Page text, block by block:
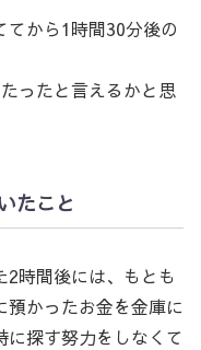
てから1時間30分後の
ったと言えるかと思
たこと
時間後には、もとも
預かったお金を金庫に
に探す努力をしなくて